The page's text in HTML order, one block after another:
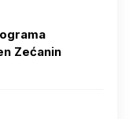
Zećanin